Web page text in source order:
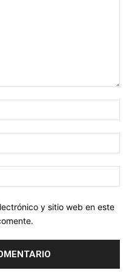
y sitio web en este